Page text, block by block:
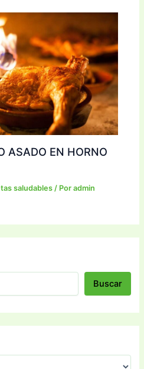
ASADO EN HORNO
saludables / Poradmin
Buscar